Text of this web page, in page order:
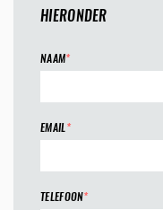
HIERONDER
NAAM*
EMAIL*
TELEFOON*